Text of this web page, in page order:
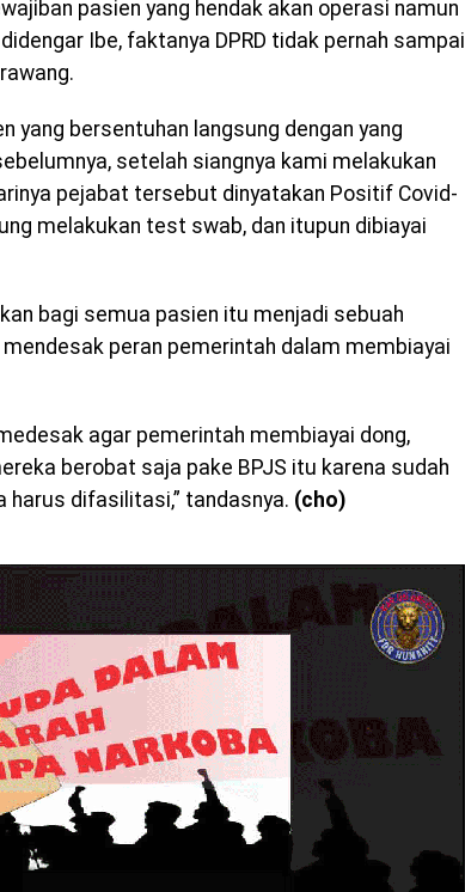
pasien yang hendak akan operasi namun
Ibe, faktanya DPRD tidak pernah sampai
yang bersentuhan langsung dengan yang
setelah siangnya kami melakukan
pejabat tersebut dinyatakan Positif Covid-
melakukan test swab, dan itupun dibiayai
bagi semua pasien itu menjadi sebuah
peran pemerintah dalam membiayai
agar pemerintah membiayai dong,
berobat saja pake BPJS itu karena sudah
difasilitasi,” tandasnya. (cho)